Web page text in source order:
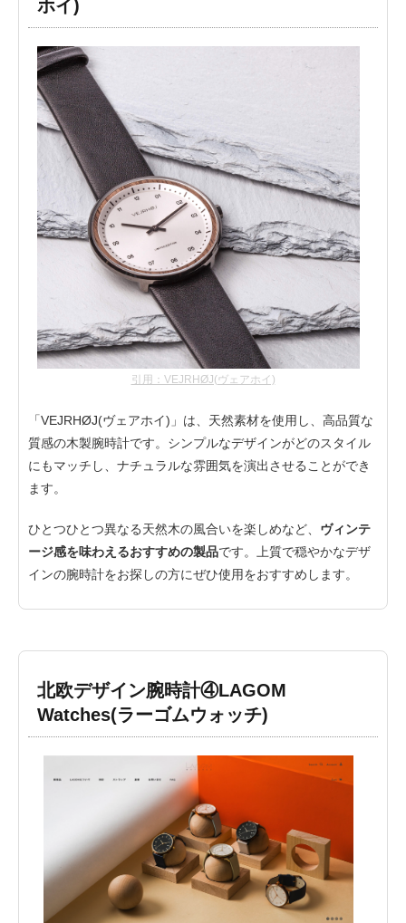
ホイ)
引用：VEJRHØJ(ヴェアホイ)
「VEJRHØJ(ヴェアホイ)」は、天然素材を使用し、高品質な
質感の木製腕時計です。シンプルなデザインがどのスタイル
にもマッチし、ナチュラルな雰囲気を演出させることができ
ます。
ひとつひとつ異なる天然木の風合いを楽しめなど、 ヴィンテ
ージ感を味わえるおすすめの製品です。上質で穏やかなデザ
インの腕時計をお探しの方にぜひ使用をおすすめします。
北欧デザイン腕時計④LAGOM
Watches(ラーゴムウォッチ)